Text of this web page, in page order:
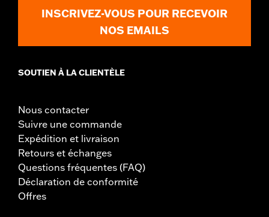
INSCRIVEZ-VOUS POUR RECEVOIR
NOS EMAILS
SOUTIEN À LA CLIENTÈLE
Nous contacter
Suivre une commande
Expédition et livraison
Retours et échanges
Questions fréquentes (FAQ)
Déclaration de conformité
Offres